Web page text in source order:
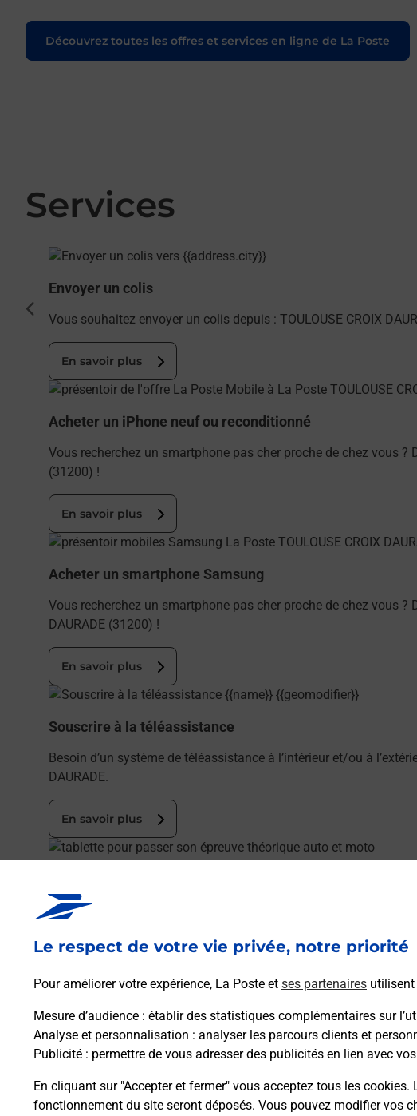
Le respect de votre vie privée, notre priorité
Pour améliorer votre expérience, La Poste et ses partenaires utilisent
Mesure d’audience : établir des statistiques complémentaires sur
Analyse et personnalisation : analyser les parcours clients et
Publicité : permettre de vous adresser des publicités en lien avec
En cliquant sur "Accepter et fermer" vous acceptez tous les
fonctionnement du site seront déposés. Vous pouvez modifier vos
Découvrez toutes les offres et services en ligne de La Poste
Services
En savoir plus
Envoyer un colis
Vous souhaitez envoyer un colis depuis : TOULOUSE CROIX
En savoir plus
En savoir plus
Acheter un iPhone neuf ou reconditionné
Vous recherchez un smartphone pas cher proche de chez vous ?
(31200) !
En savoir plus
En savoir plus
Acheter un smartphone Samsung
Vous recherchez un smartphone pas cher proche de chez vous
DAURADE (31200) !
En savoir plus
En savoir plus
Souscrire à la téléassistance
Besoin d’un système de téléassistance à l’intérieur et/ou à
DAURADE.
En savoir plus
En savoir plus
Vous cherchez à passer votre code de la route auto ou moto au
En savoir plus Je réserve
En savoir plus
Permis Bateau
Vous cherchez à passer votre permis bateau à Toulouse